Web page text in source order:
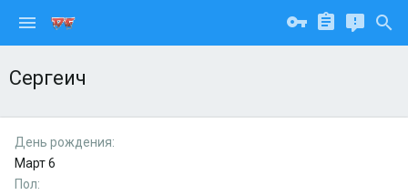
Сергеич
День рождения
Март 6
Пол